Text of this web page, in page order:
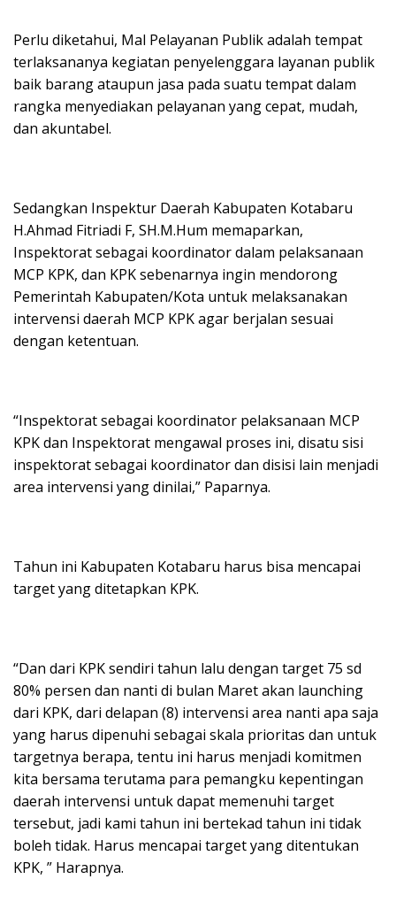
Perlu diketahui, Mal Pelayanan Publik adalah tempat
terlaksananya kegiatan penyelenggara layanan publik
baik barang ataupun jasa pada suatu tempat dalam
rangka menyediakan pelayanan yang cepat, mudah,
dan akuntabel.
Sedangkan Inspektur Daerah Kabupaten Kotabaru
H.Ahmad Fitriadi F, SH.M.Hum memaparkan,
Inspektorat sebagai koordinator dalam pelaksanaan
MCP KPK, dan KPK sebenarnya ingin mendorong
Pemerintah Kabupaten/Kota untuk melaksanakan
intervensi daerah MCP KPK agar berjalan sesuai
dengan ketentuan.
“Inspektorat sebagai koordinator pelaksanaan MCP
KPK dan Inspektorat mengawal proses ini, disatu sisi
inspektorat sebagai koordinator dan disisi lain menjadi
area intervensi yang dinilai,” Paparnya.
Tahun ini Kabupaten Kotabaru harus bisa mencapai
target yang ditetapkan KPK.
“Dan dari KPK sendiri tahun lalu dengan target 75 sd
80% persen dan nanti di bulan Maret akan launching
dari KPK, dari delapan (8) intervensi area nanti apa saja
yang harus dipenuhi sebagai skala prioritas dan untuk
targetnya berapa, tentu ini harus menjadi komitmen
kita bersama terutama para pemangku kepentingan
daerah intervensi untuk dapat memenuhi target
tersebut, jadi kami tahun ini bertekad tahun ini tidak
boleh tidak. Harus mencapai target yang ditentukan
KPK, ” Harapnya.